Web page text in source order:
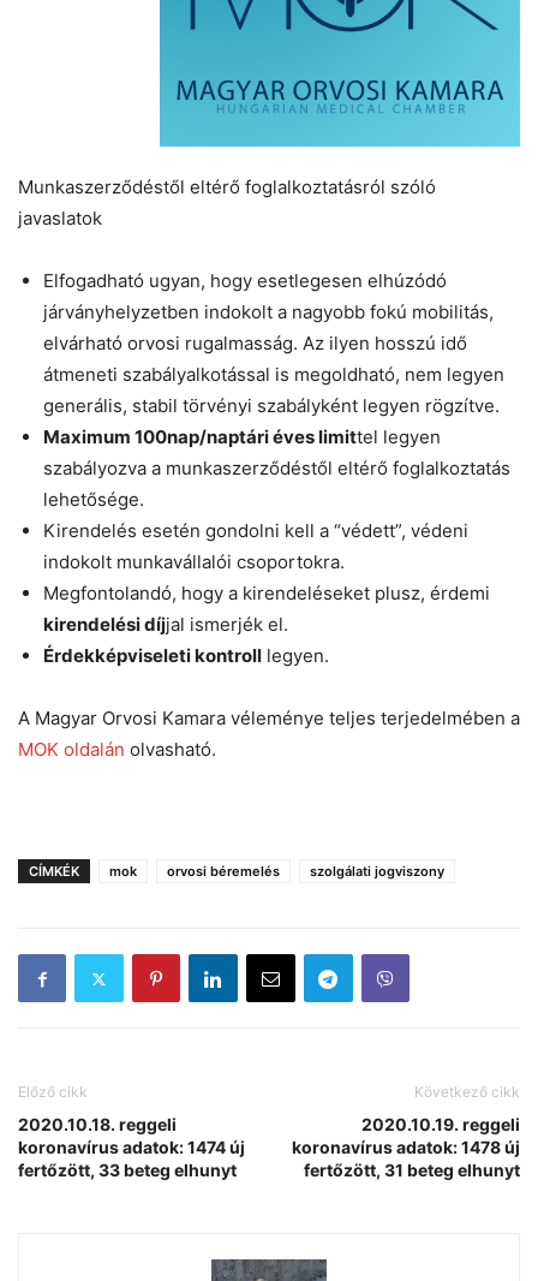
Munkaszerződéstől eltérő foglalkoztatásról szóló
javaslatok
Elfogadható ugyan, hogy esetlegesen elhúzódó
járványhelyzetben indokolt a nagyobb fokú mobilitás,
elvárható orvosi rugalmasság. Az ilyen hosszú idő
átmeneti szabályalkotással is megoldható, nem legyen
generális, stabil törvényi szabályként legyen rögzítve.
Maximum 100nap/naptári éves limittel legyen
szabályozva a munkaszerződéstől eltérő foglalkoztatás
lehetősége.
Kirendelés esetén gondolni kell a “védett”, védeni
indokolt munkavállalói csoportokra.
Megfontolandó, hogy a kirendeléseket plusz, érdemi
kirendelési díjjal ismerjék el.
Érdekképviseleti kontroll legyen.
A Magyar Orvosi Kamara véleménye teljes terjedelmében a
MOK oldalán olvasható.
CÍMKÉK mok orvosi béremelés szolgálati jogviszony
Előző cikk
2020.10.18. reggeli
koronavírus adatok: 1474 új
fertőzött, 33 beteg elhunyt
Következő cikk
2020.10.19. reggeli
koronavírus adatok: 1478 új
fertőzött, 31 beteg elhunyt